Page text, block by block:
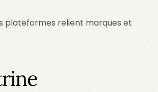
plateformes relient marques et